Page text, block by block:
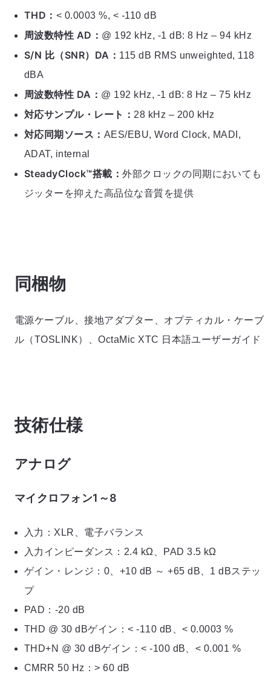
THD： < 0.0003 %, < -110 dB
周波数特性 AD： @ 192 kHz, -1 dB: 8 Hz – 94 kHz
S/N 比（SNR）DA： 115 dB RMS unweighted, 118
dBA
周波数特性 DA： @ 192 kHz, -1 dB: 8 Hz – 75 kHz
対応サンプル・レート：28 kHz – 200 kHz
対応同期ソース： AES/EBU, Word Clock, MADI,
ADAT, internal
SteadyClock™搭載：外部クロックの同期においても
ジッターを抑えた高品位な音質を提供
同梱物
電源ケーブル、接地アダプター、オプティカル・ケーブ
ル（TOSLINK）、OctaMic XTC 日本語ユーザーガイド
技術仕様
アナログ
マイクロフォン1～8
入力：XLR、電子バランス
入力インピーダンス：2.4 kΩ、PAD 3.5 kΩ
ゲイン・レンジ：0、+10 dB ～ +65 dB、1 dBステッ
プ
PAD：-20 dB
THD @ 30 dBゲイン：< -110 dB、< 0.0003 %
THD+N @ 30 dBゲイン：< -100 dB、< 0.001 %
CMRR 50 Hz：> 60 dB